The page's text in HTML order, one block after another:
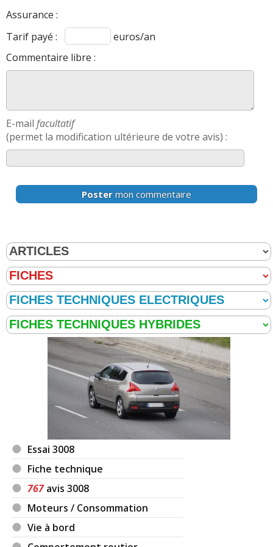
année 2013)
DERNIER problème signalé :
Vanne EGR à 160000kms C'est tout(2.0 HDI
FIABILITEde cette motorisation2.0 HDI Hybrid4
>>
Assurance :
Tarif payé :
euros/an
Commentaire libre :
E-mail facultatif
(permet la modification ultérieure de votre avis) :
Poster mon commentaire
Essai 3008
Fiche technique
767avis 3008
Moteurs / Consommation
Vie à bord